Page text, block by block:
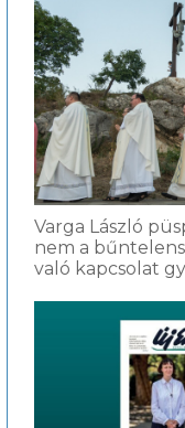
Varga László
nem a
való kapcsolat